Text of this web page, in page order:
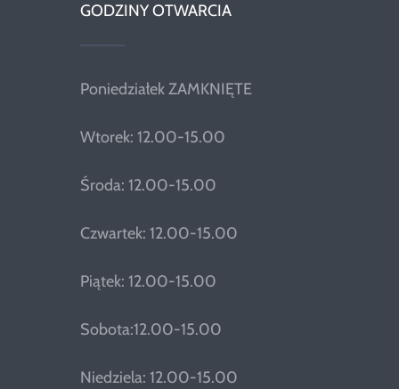
GODZINY OTWARCIA
Poniedziałek ZAMKNIĘTE
Wtorek: 12.00-15.00
Środa: 12.00-15.00
Czwartek: 12.00-15.00
Piątek: 12.00-15.00
Sobota:12.00-15.00
Niedziela: 12.00-15.00